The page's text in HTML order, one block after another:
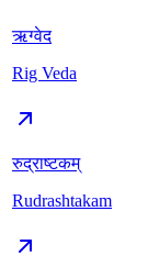
ऋग्वेद
Rig Veda
रुद्राष्टकम्
Rudrashtakam